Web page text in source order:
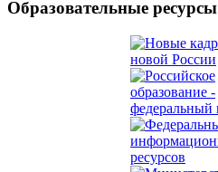
Образовательные ресурсы